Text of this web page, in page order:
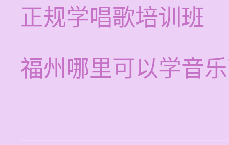
正规学唱歌培训班
福州哪里可以学音